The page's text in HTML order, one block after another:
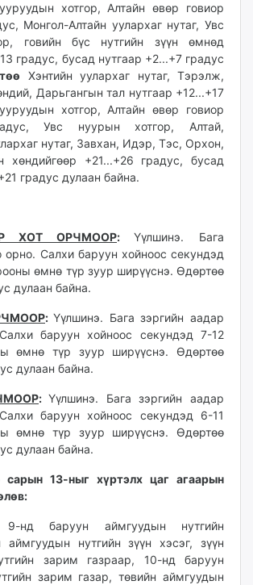
хотгор, Алтайн өвөр говиор
Монгол-Алтайн уулархаг нутаг, Увс
говийн бүс нутгийн зүүн өмнөд
градус, бусад нутгаар +2...+7 градус
Хэнтийн уулархаг нутаг, Тэрэлж,
Дарьгангын тал нутгаар +12...+17
хотгор, Алтайн өвөр говиор
Увс нуурын хотгор, Алтай,
нутаг, Завхан, Идэр, Тэс, Орхон,
хөндийгөөр +21...+26 градус, бусад
градус дулаан байна.
ХОТ ОРЧМООР: Үүлшинэ. Бага
орно. Салхи баруун хойноос секундэд
өмнө түр зуур ширүүснэ. Өдөртөө
дулаан байна.
: Үүлшинэ. Бага зэргийн аадар
баруун хойноос секундэд 7-12
өмнө түр зуур ширүүснэ. Өдөртөө
дулаан байна.
: Үүлшинэ. Бага зэргийн аадар
баруун хойноос секундэд 6-11
өмнө түр зуур ширүүснэ. Өдөртөө
дулаан байна.
сарын 13-ныг хүртэлх цаг агаарын
нд баруун аймгуудын нутгийн
аймгуудын нутгийн зүүн хэсэг, зүүн
зарим газраар, 10-нд баруун
зарим газар, төвийн аймгуудын